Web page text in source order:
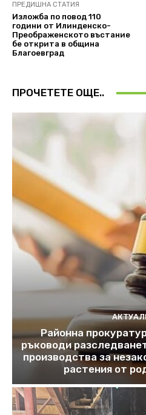
ПРЕДИШНА СТАТИЯ
Изложба по повод 110
години от Илинденско-
Преображенското въстание
бе открита в община
Благоевград
ПРОЧЕТЕТЕ ОЩЕ..
Районна
ръководи
производства за
растения от